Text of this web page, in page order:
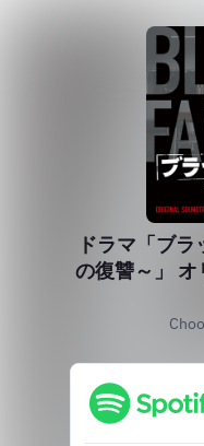
ドラマ「ブ
の復讐～」